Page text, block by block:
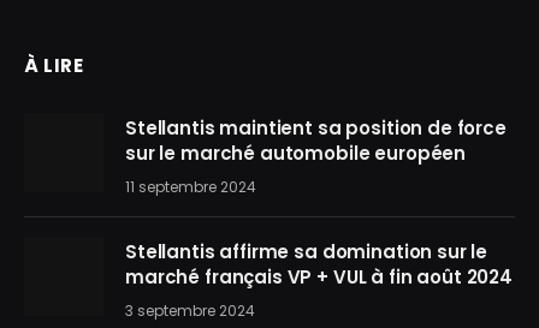
À LIRE
Stellantis maintient sa position de force
sur le marché automobile européen
11 septembre 2024
Stellantis affirme sa domination sur le
marché français VP + VUL à fin août 2024
3 septembre 2024